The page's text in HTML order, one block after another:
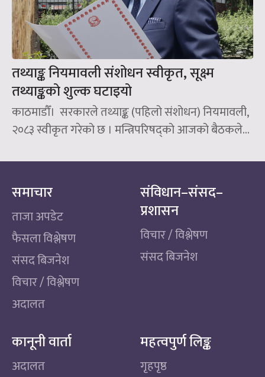
तथ्याङ्क नियमावली संशोधन स्वीकृत, सूक्ष्म
तथ्याङ्कको शुल्क घटाइयो
काठमाडौँ। सरकारले तथ्याङ्क (पहिलो संशोधन) नियमावली,
२०८३ स्वीकृत गरेको छ । मन्त्रिपरिषद्को आजको बैठकले...
समाचार
ताजा अपडेट
फैसला विश्लेषण
संसद बिजनेश
विचार / विश्लेषण
अदालत
संविधान–संसद–
प्रशासन
विचार / विश्लेषण
संसद बिजनेश
कानूनी वार्ता
अदालत
महत्वपुर्ण लिङ्क
गृहपृष्ठ